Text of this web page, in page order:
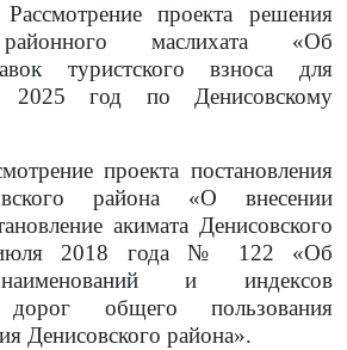
проекта решения
районного маслихата «Об
туристского взноса для
2025 год по Денисовскому
проекта постановления
района «О внесении
акимата Денисовского
2018 года № 122 «Об
и индексов
дорог общего пользования
Денисовского района».